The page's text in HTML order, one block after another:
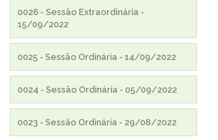
0026 - Sessão Extraordinária -
15/09/2022
0025 - Sessão Ordinária - 14/09/2022
0024 - Sessão Ordinária - 05/09/2022
0023 - Sessão Ordinária - 29/08/2022